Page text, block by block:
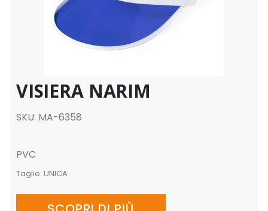
VISIERA NARIM
SKU: MA-6358
PVC
Taglie: UNICA